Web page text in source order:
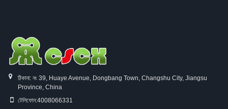
ঠিকানা: নং 39, Huaye Avenue, Dongbang Town, Changshu City, Jiangsu
Province, China
টেলিফোন:4008066331